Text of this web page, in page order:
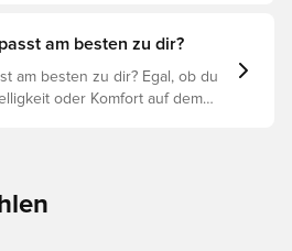
Lies weiter, um
sind.
am besten zu dir?
am besten zu dir? Egal, ob du
oder Komfort auf dem